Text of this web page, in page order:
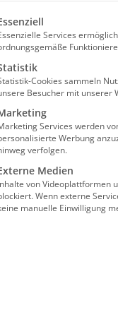
eine Liste der
Services
Cookies sammeln
Besucher mit unserer
Services werden
Werbung
verfolgen.
Medien
von Videoplattformen
Wenn externe
manuelle Einwilligung